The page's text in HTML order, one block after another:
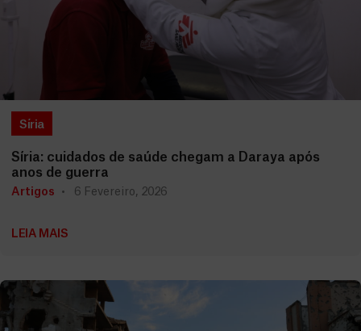
Síria
Síria: cuidados de saúde chegam a Daraya após
anos de guerra
Artigos 6 Fevereiro, 2026
LEIA MAIS